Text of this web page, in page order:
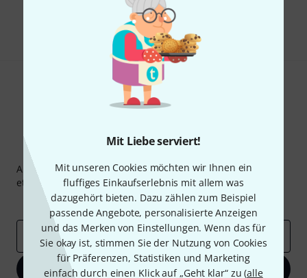
Mit Liebe serviert!
Mit unseren Cookies möchten wir Ihnen ein
fluffiges Einkaufserlebnis mit allem was
dazugehört bieten. Dazu zählen zum Beispiel
passende Angebote, personalisierte Anzeigen
und das Merken von Einstellungen. Wenn das für
Sie okay ist, stimmen Sie der Nutzung von Cookies
für Präferenzen, Statistiken und Marketing
einfach durch einen Klick auf „Geht klar“ zu (alle
Hilfe & Feedback
Abonniere den Thomann Newsletter und gewinne mit
etwas Glück einen von50 Gutscheinenüber jeweils
Inspirierende Beiträge
Deals Thomann Insights
E-Mail-Adresse*
Jetzt anmelden